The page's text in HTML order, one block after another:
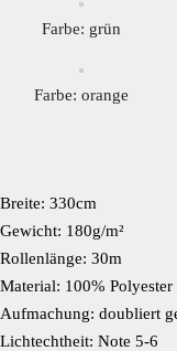
Farbe: grün
Farbe: orange
Breite: 330cm
Gewicht: 180g/m²
Rollenlänge: 30m
Material: 100% Polyester
Aufmachung: doubliert
Lichtechtheit: Note 5-6